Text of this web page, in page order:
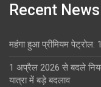
Recent News
महंगा हुआ प्रीमियम
1 अप्रैल 2026 से बदले
यात्रा में बड़े बदलाव